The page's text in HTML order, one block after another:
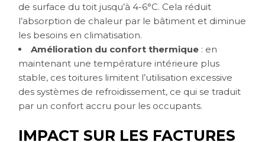
de surface du toit jusqu’à 4-6°C. Cela réduit
l’absorption de chaleur par le bâtiment et diminue
les besoins en climatisation.
Amélioration du confort thermique : en
maintenant une température intérieure plus
stable, ces toitures limitent l’utilisation excessive
des systèmes de refroidissement, ce qui se traduit
par un confort accru pour les occupants.
IMPACT SUR LES FACTURES